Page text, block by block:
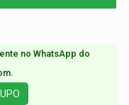
no WhatsApp do